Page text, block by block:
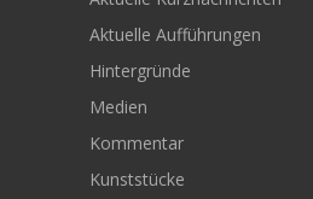
Aktuelle Aufführungen
Hintergründe
Medien
Kommentar
Kunststücke